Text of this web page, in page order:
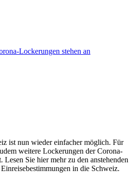
Lockerungen stehen an
ist nun wieder einfacher möglich. Für
weitere Lockerungen der Corona-
Lesen Sie hier mehr zu den anstehenden
in die Schweiz.